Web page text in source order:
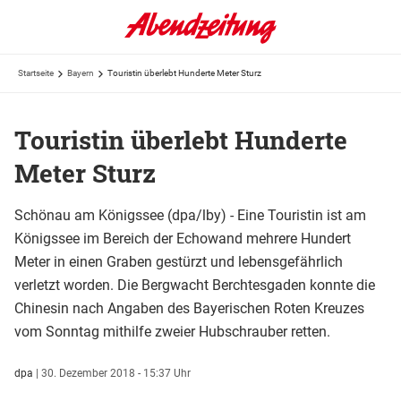
Startseite Bayern Touristin überlebt Hunderte Meter Sturz
Touristin überlebt Hunderte
Meter Sturz
Schönau am Königssee (dpa/lby) - Eine Touristin ist am
Königssee im Bereich der Echowand mehrere Hundert
Meter in einen Graben gestürzt und lebensgefährlich
verletzt worden. Die Bergwacht Berchtesgaden konnte die
Chinesin nach Angaben des Bayerischen Roten Kreuzes
vom Sonntag mithilfe zweier Hubschrauber retten.
dpa | 30. Dezember 2018 - 15:37 Uhr